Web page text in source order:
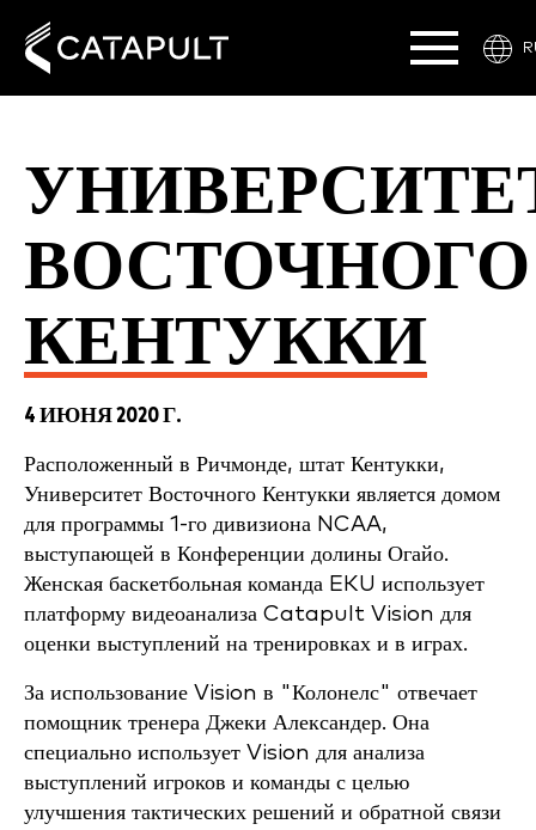
ВОСТОЧНОГО
КЕНТУККИ
4 ИЮНЯ 2020 Г.
Расположенный в Ричмонде, штат Кентукки,
Университет Восточного Кентукки является домом
для программы 1-го дивизиона NCAA,
выступающей в Конференции долины Огайо.
Женская баскетбольная команда EKU использует
платформу видеоанализа Catapult Vision для
оценки выступлений на тренировках и в играх.
За использование Vision в "Колонелс" отвечает
помощник тренера Джеки Александер. Она
специально использует Vision для анализа
выступлений игроков и команды с целью
улучшения тактических решений и обратной связи